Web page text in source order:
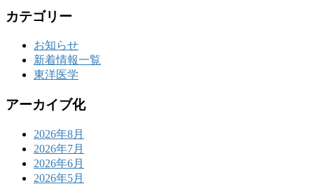
カテゴリー
お知らせ
新着情報一覧
東洋医学
アーカイブ化
2026年8月
2026年7月
2026年6月
2026年5月